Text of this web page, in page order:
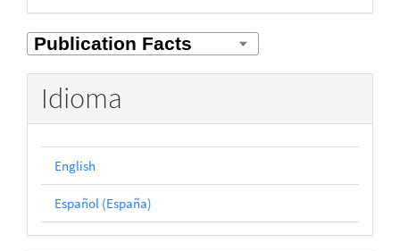
Idioma
English
Español (España)